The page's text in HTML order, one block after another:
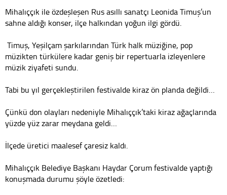
Mihalıççık ile özdeşleşen Rus asıllı sanatçı Leonida Timuş’un
sahne aldığı konser, ilçe halkından yoğun ilgi gördü.
Timuş, Yeşilçam şarkılarından Türk halk müziğine, pop
müzikten türkülere kadar geniş bir repertuarla izleyenlere
müzik ziyafeti sundu.
Tabi bu yıl gerçekleştirilen festivalde kiraz ön planda değildi…
Çünkü don olayları nedeniyle Mihalıççık’taki kiraz ağaçlarında
yüzde yüz zarar meydana geldi…
İlçede üretici maalesef çaresiz kaldı.
Mihalıççık Belediye Başkanı Haydar Çorum festivalde yaptığı
konuşmada durumu şöyle özetledi: